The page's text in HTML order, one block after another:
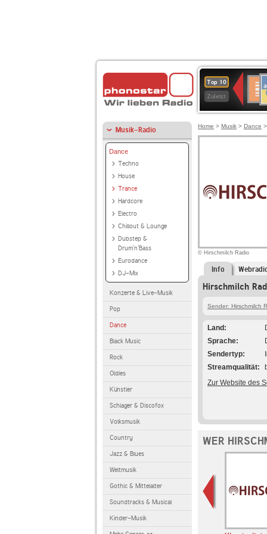
Top 10
Zuletzt
Kultur
Musik-Radio
Dance
Techno
House
Trance
Hardcore
Electro
Chillout & Lounge
Dubstep &
Drum'n'Bass
Eurodance
DJ-Mix
Konzerte & Live-Musik
Pop
Dance
Black Music
Rock
Oldies
Künstler
Schlager & Discofox
Volksmusik
Country
Jazz & Blues
Weltmusik
Gothic & Mittelalter
Soundtracks & Musical
Kinder-Musik
Home > Musik > Dance >
© Hirschmilch Radio
Info
Hirschmilch
Sender: Hirschmilch
Land
Sprache
Sendertyp
Streamqualität
Zur Website des
WER